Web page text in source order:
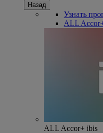
Назад
Узнать
ALL
ALL Accor+ ibis